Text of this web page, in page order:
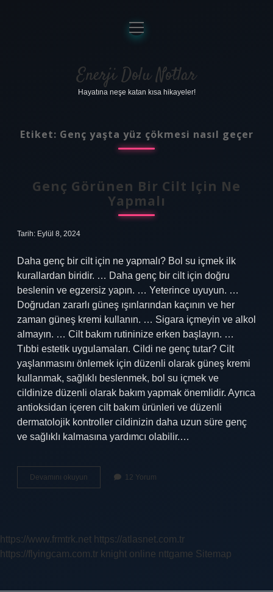
Anasayfa
Gizlilik Politikası
Yasal Uyarı
menüyü
aç
Enerji Dolu Notlar
Hayatına neşe katan kısa hikayeler!
Etiket: Genç yaşta yüz çökmesi nasıl geçer
Genç Görünen Bir Cilt Için Ne
Yapmalı
Tarih: Eylül 8, 2024
Daha genç bir cilt için ne yapmalı? Bol su içmek ilk
kurallardan biridir. … Daha genç bir cilt için doğru
beslenin ve egzersiz yapın. … Yeterince uyuyun. …
Doğrudan zararlı güneş ışınlarından kaçının ve her
zaman güneş kremi kullanın. … Sigara içmeyin ve alkol
almayın. … Cilt bakım rutininize erken başlayın. …
Tıbbi estetik uygulamaları. Cildi ne genç tutar? Cilt
yaşlanmasını önlemek için düzenli olarak güneş kremi
kullanmak, sağlıklı beslenmek, bol su içmek ve
cildinize düzenli olarak bakım yapmak önemlidir. Ayrıca
antioksidan içeren cilt bakım ürünleri ve düzenli
dermatolojik kontroller cildinizin daha uzun süre genç
ve sağlıklı kalmasına yardımcı olabilir.…
Devamını okuyun
Görünen
Yapmalı
12 Yorum
https://www.frmtrk.net https://atlasnet.com.tr
https://flyingcam.com.tr knight online nttgame Sitemap